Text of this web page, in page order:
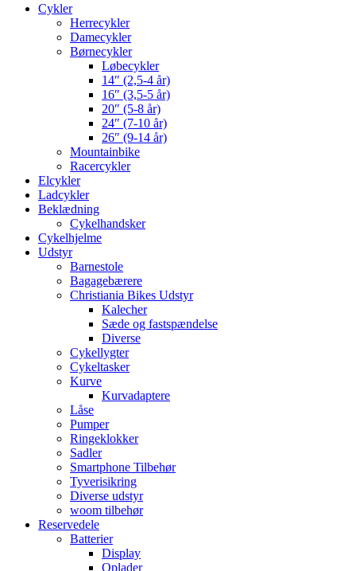
Cykler
Herrecykler
Damecykler
Børnecykler
Løbecykler
14″ (2,5-4 år)
16″ (3,5-5 år)
20″ (5-8 år)
24″ (7-10 år)
26″ (9-14 år)
Mountainbike
Racercykler
Elcykler
Ladcykler
Beklædning
Cykelhandsker
Cykelhjelme
Udstyr
Barnestole
Bagagebærere
Christiania Bikes Udstyr
Kalecher
Sæde og fastspændelse
Diverse
Cykellygter
Cykeltasker
Kurve
Kurvadaptere
Låse
Pumper
Ringeklokker
Sadler
Smartphone Tilbehør
Tyverisikring
Diverse udstyr
woom tilbehør
Reservedele
Batterier
Display
Oplader